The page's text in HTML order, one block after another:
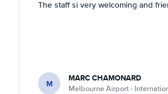
The staff si very welcoming and
M MARC CHAMONARD
Melbourne Airport -